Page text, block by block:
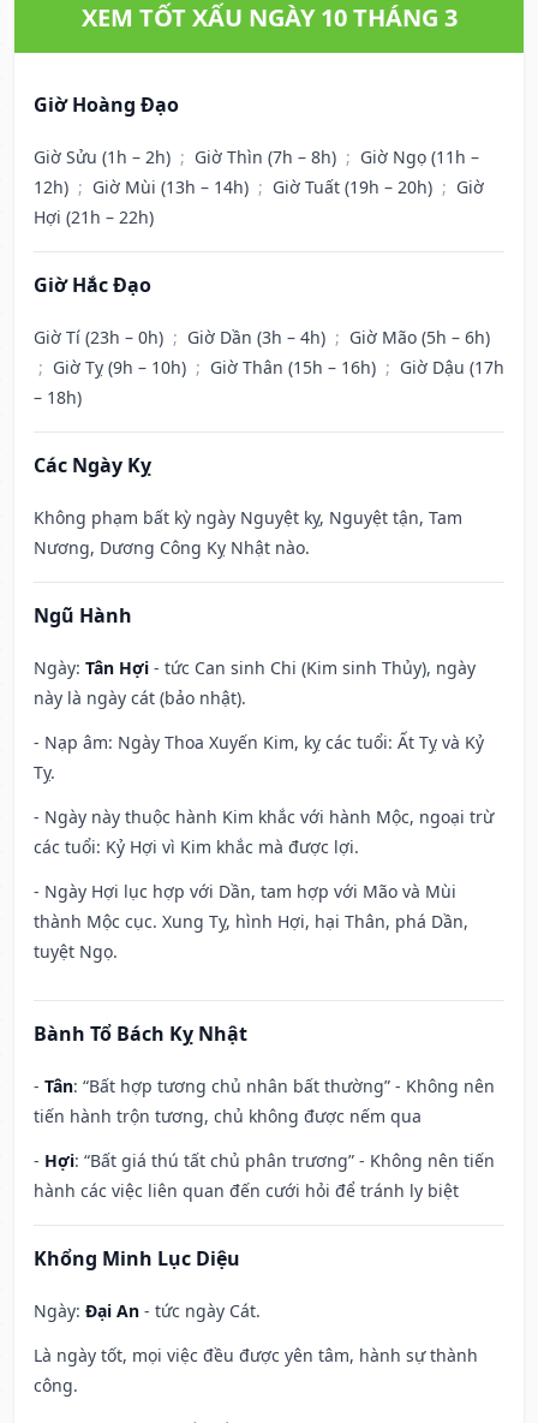
XEM TỐT XẤU NGÀY 10 THÁNG 3
Giờ Hoàng Đạo
Giờ Sửu (1h – 2h) ; Giờ Thìn (7h – 8h) ; Giờ Ngọ (11h –
12h) ; Giờ Mùi (13h – 14h) ; Giờ Tuất (19h – 20h) ; Giờ
Hợi (21h – 22h)
Giờ Hắc Đạo
Giờ Tí (23h – 0h) ; Giờ Dần (3h – 4h) ; Giờ Mão (5h – 6h)
; Giờ Tỵ (9h – 10h) ; Giờ Thân (15h – 16h) ; Giờ Dậu (17h
– 18h)
Các Ngày Kỵ
Không phạm bất kỳ ngày Nguyệt kỵ, Nguyệt tận, Tam
Nương, Dương Công Kỵ Nhật nào.
Ngũ Hành
Ngày: Tân Hợi - tức Can sinh Chi (Kim sinh Thủy), ngày
này là ngày cát (bảo nhật).
- Nạp âm: Ngày Thoa Xuyến Kim, kỵ các tuổi: Ất Tỵ và Kỷ
Tỵ.
- Ngày này thuộc hành Kim khắc với hành Mộc, ngoại trừ
các tuổi: Kỷ Hợi vì Kim khắc mà được lợi.
- Ngày Hợi lục hợp với Dần, tam hợp với Mão và Mùi
thành Mộc cục. Xung Tỵ, hình Hợi, hại Thân, phá Dần,
tuyệt Ngọ.
Bành Tổ Bách Kỵ Nhật
- Tân: “Bất hợp tương chủ nhân bất thường” - Không nên
tiến hành trộn tương, chủ không được nếm qua
- Hợi: “Bất giá thú tất chủ phân trương” - Không nên tiến
hành các việc liên quan đến cưới hỏi để tránh ly biệt
Khổng Minh Lục Diệu
Ngày: Đại An - tức ngày Cát.
Là ngày tốt, mọi việc đều được yên tâm, hành sự thành
công.